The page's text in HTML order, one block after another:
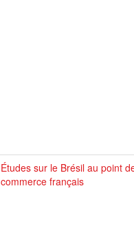
Études sur le Brésil au point
commerce français